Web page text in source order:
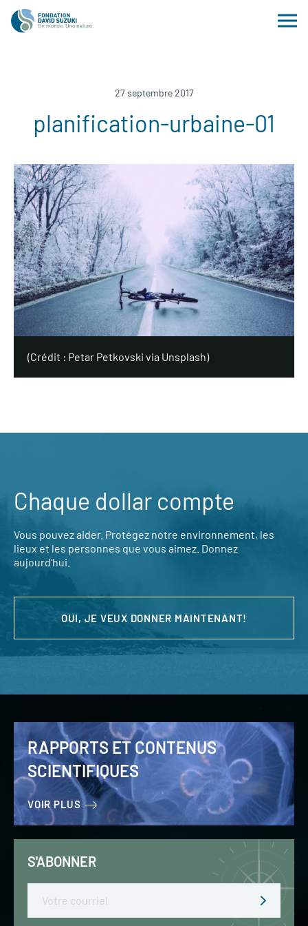
27 septembre 2017
planification-urbaine-01
(Crédit : Petar Petkovski via Unsplash)
Chaque dollar compte
Vous pouvez aider. Protégez notre environnement, les
lieux et les personnes que vous aimez. Donnez
aujourd’hui.
OUI, JE VEUX DONNER MAINTENANT!
RAPPORTS ET CONTENUS
SCIENTIFIQUES
VOIR PLUS
S'ABONNER